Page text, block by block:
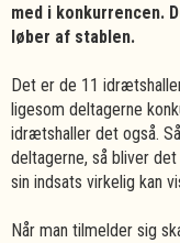
med i konkurrencen.
løber af stablen.
Det er de 11
ligesom deltagerne
idrætshaller det også.
deltagerne, så bliver
sin indsats virkelig kan
Når man tilmelder sig